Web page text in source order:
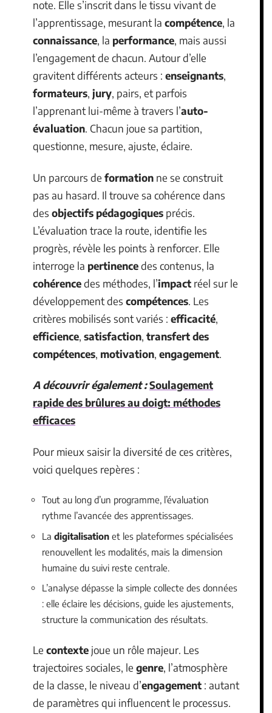
note. Elle s’inscrit dans le tissu vivant de
l’apprentissage, mesurant la compétence, la
connaissance, la performance, mais aussi
l’engagement de chacun. Autour d’elle
gravitent différents acteurs : enseignants,
formateurs, jury, pairs, et parfois
l’apprenant lui-même à travers l’auto-
évaluation. Chacun joue sa partition,
questionne, mesure, ajuste, éclaire.
Un parcours de formation ne se construit
pas au hasard. Il trouve sa cohérence dans
des objectifs pédagogiques précis.
L’évaluation trace la route, identifie les
progrès, révèle les points à renforcer. Elle
interroge la pertinencedes contenus, la
cohérencedes méthodes, l’impact réel sur le
développement des compétences. Les
critères mobilisés sont variés : efficacité,
efficience, satisfaction, transfert des
compétences, motivation, engagement.
A découvrir également :Soulagement
rapide des brûlures au doigt: méthodes
efficaces
Pour mieux saisir la diversité de ces critères,
voici quelques repères :
Tout au long d’un programme, l’évaluation
rythme l’avancée des apprentissages.
La digitalisation et les plateformes spécialisées
renouvellent les modalités, mais la dimension
humaine du suivi reste centrale.
L’analyse dépasse la simple collecte des données
: elle éclaire les décisions, guide les ajustements,
structure la communication des résultats.
Le contexte joue un rôle majeur. Les
trajectoires sociales, le genre, l’atmosphère
de la classe, le niveau d’engagement : autant
de paramètres qui influencent le processus.